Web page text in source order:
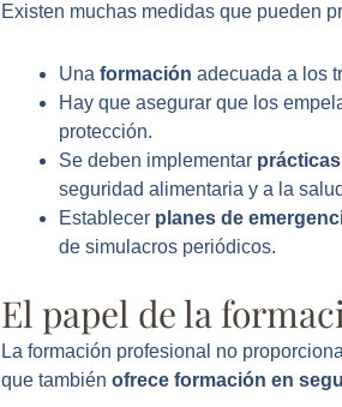
Existen muchas medidas que pueden
Una formación adecuada a los
Hay que asegurar que los
protección.
Se deben implementar
seguridad alimentaria y a la
Establecer planes de
de simulacros periódicos.
El papel de la
La formación profesional no
que también ofrece formación en